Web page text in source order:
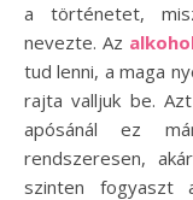
a történetet,
nevezte. Az
tud lenni, a maga
rajta valljuk be.
apósánál ez
rendszeresen,
szinten fogyaszt